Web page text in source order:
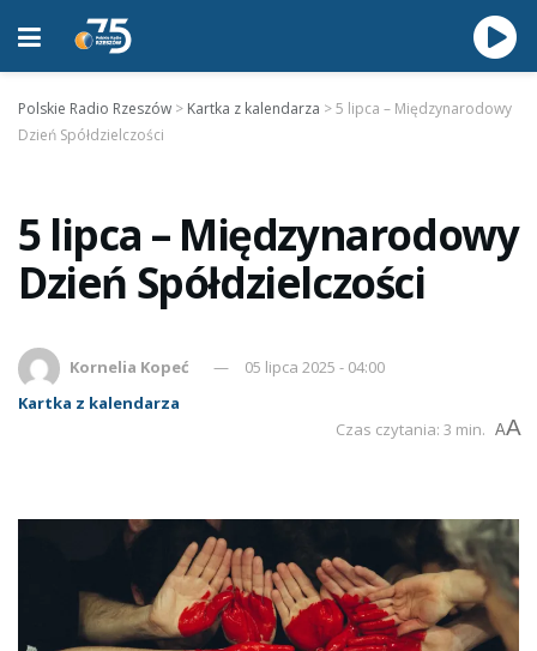
Polskie Radio Rzeszów > Kartka z kalendarza >5 lipca – Międzynarodowy
Dzień Spółdzielczości
5 lipca – Międzynarodowy
Dzień Spółdzielczości
Kornelia Kopeć
05 lipca 2025 - 04:00
Kartka z kalendarza
Czas czytania: 3 min. AA